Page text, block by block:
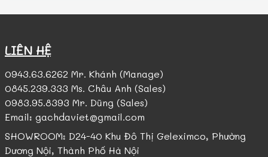
LIÊN HỆ
0943.63.6262 Mr. Khánh (Manage)
0845.239.333 Ms. Châu Anh (Sales)
0983.95.8393 Mr. Dũng (Sales)
Email: gachdaviet@gmail.com
SHOWROOM: D24-40 Khu Đô Thị Geleximco, Phường
Dương Nội, Thành Phố Hà Nội